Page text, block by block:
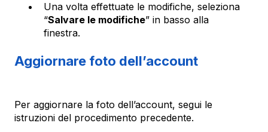
Una volta effettuate le modifiche, seleziona
“Salvare le modifiche” in basso alla
finestra.
Aggiornare foto dell’account
Per aggiornare la foto dell’account, segui le
istruzioni del procedimento precedente.